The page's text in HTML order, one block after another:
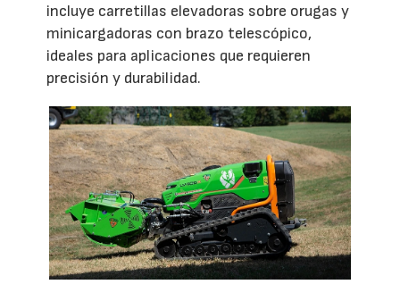
incluye carretillas elevadoras sobre orugas y
minicargadoras con brazo telescópico,
ideales para aplicaciones que requieren
precisión y durabilidad.